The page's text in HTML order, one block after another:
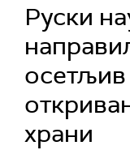
Руски
храни